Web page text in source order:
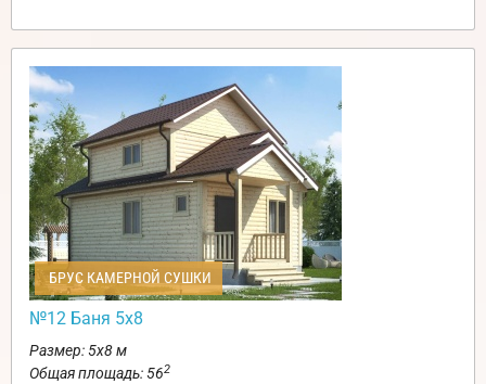
БРУС КАМЕРНОЙ СУШКИ
№12 Баня 5х8
Размер: 5х8 м
Общая площадь: 562